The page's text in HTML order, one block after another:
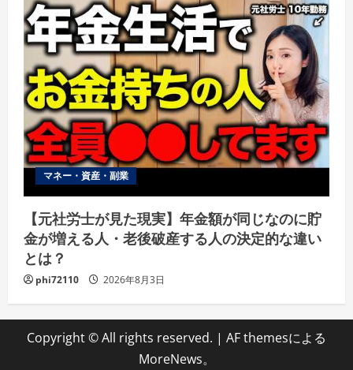
マネー・資産・副業
【元社労士が見た現実】年金額が同じなのに貯
金が増える人・老後破産する人の決定的な違い
とは？
phi72110 2026年8月3日
Copyright © All rights reserved. | AF themesによる
MoreNews。